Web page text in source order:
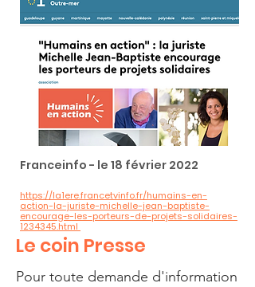
Franceinfo - le 18 février 2022
https://la1ere.francetvinfo.fr/humains-en-
action-la-juriste-michelle-jean-baptiste-
encourage-les-porteurs-de-projets-solidaires-
1234345.html
Le coin Presse
Pour toute demande d'information